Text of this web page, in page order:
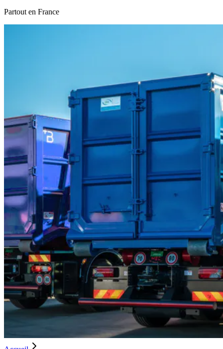
Partout en France